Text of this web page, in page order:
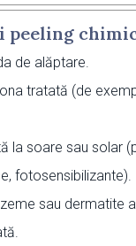
peeling
de alăptare.
tratată (de
la soare sau solar
fotosensibilizante).
sau dermatite